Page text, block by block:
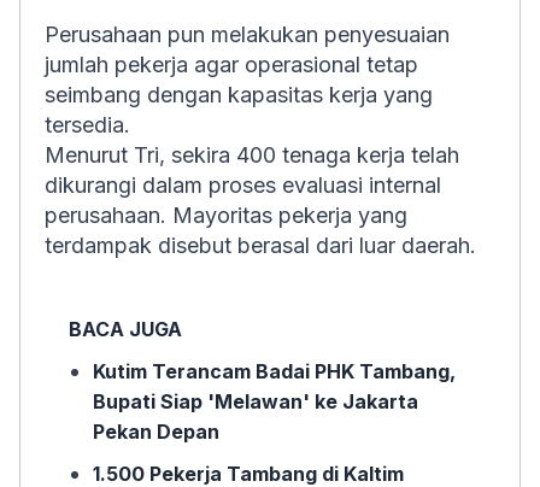
Perusahaan pun melakukan penyesuaian
jumlah pekerja agar operasional tetap
seimbang dengan kapasitas kerja yang
tersedia.
Menurut Tri, sekira 400 tenaga kerja telah
dikurangi dalam proses evaluasi internal
perusahaan. Mayoritas pekerja yang
terdampak disebut berasal dari luar daerah.
BACA JUGA
Kutim Terancam Badai PHK Tambang,
Bupati Siap 'Melawan' ke Jakarta
Pekan Depan
1.500 Pekerja Tambang di Kaltim